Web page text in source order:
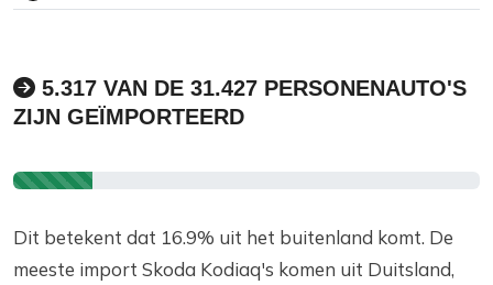
5.317 VAN DE 31.427 PERSONENAUTO'S
ZIJN GEÏMPORTEERD
Dit betekent dat 16.9% uit het buitenland komt. De
meeste import Skoda Kodiaq's komen uit Duitsland,